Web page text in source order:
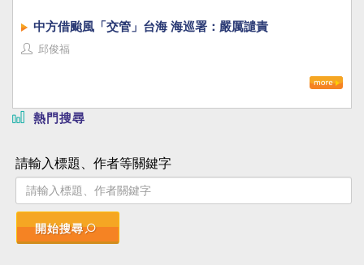
中方借颱風「交管」台海 海巡署：嚴厲譴責
邱俊福
熱門搜尋
請輸入標題、作者等關鍵字
開始搜尋